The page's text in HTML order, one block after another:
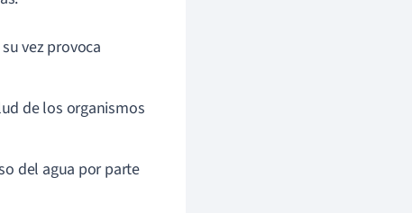
vez provoca
de los organismos
del agua por parte